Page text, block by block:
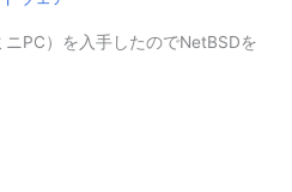
PC）を入手したのでNetBSDを